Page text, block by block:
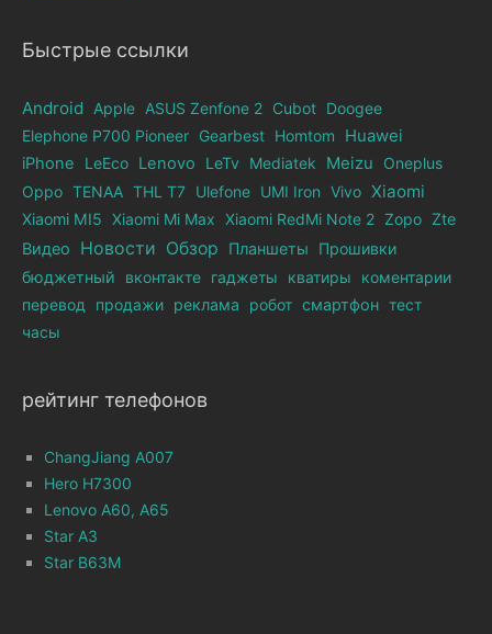
Быстрые ссылки
Android Apple ASUS Zenfone 2 Cubot Doogee
Elephone Р700 Pioneer Gearbest Homtom
Huawei
iPhone
LeEco Lenovo LeTv Mediatek Meizu
Oneplus
Oppo TENAA THL T7 Ulefone UMI Iron Vivo Xiaomi
Xiaomi MI5 Xiaomi Mi Max Xiaomi RedMi Note 2 Zopo Zte
Видео Новости Обзор Планшеты
Прошивки
бюджетный
вконтакте гаджеты кватиры
коментарии
перевод продажи реклама робот смартфон тест
часы
рейтинг телефонов
ChangJiang A007
Hero H7300
Lenovo A60, A65
Star A3
Star B63M